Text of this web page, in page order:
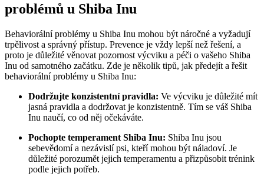
problémů u Shiba Inu
Behaviorální problémy u Shiba Inu mohou být náročné a vyžadují
trpělivost a správný přístup. Prevence je vždy lepší než řešení, a
proto je důležité věnovat pozornost výcviku a péči o vašeho Shiba
Inu od samotného začátku. Zde je několik tipů, jak předejít a řešit
behaviorální problémy u Shiba Inu:
Dodržujte konzistentní pravidla: Ve výcviku je důležité mít
jasná pravidla a dodržovat je konzistentně. Tím se váš Shiba
Inu naučí, co od něj očekáváte.
Pochopte temperament Shiba Inu: Shiba Inu jsou
sebevědomí a nezávislí psi, kteří mohou být náladoví. Je
důležité porozumět jejich temperamentu a přizpůsobit trénink
podle jejich potřeb.